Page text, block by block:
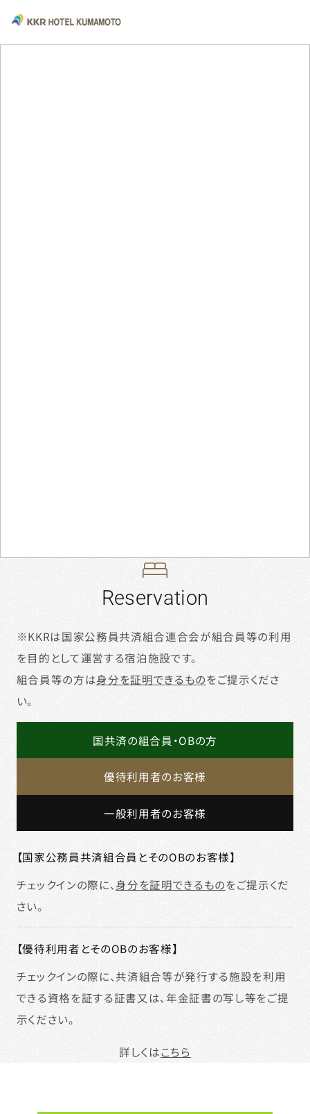
テ
熊
本
予
※KKRは国家公務員共済組合連合会が組合員等の利用
を目的として運営する宿泊施設です。
組合員等の方は身分を証明できるものをご提示くださ
い。
国共済の組合員・OBの方
優待利用者のお客様
一般利用者のお客様
【国家公務員共済組合員とそのOBのお客様】
チェックインの際に、身分を証明できるものをご提示くだ
さい。
【優待利用者とそのOBのお客様】
チェックインの際に、共済組合等が発行する施設を利用
できる資格を証する証書又は、年金証書の写し等をご提
示ください。
詳しくはこちら